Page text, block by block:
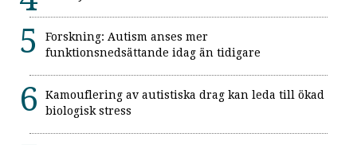
Forskning: Autism anses mer
funktionsnedsättande idag än tidigare
Kamouflering av autistiska drag kan leda till ökad
biologisk stress